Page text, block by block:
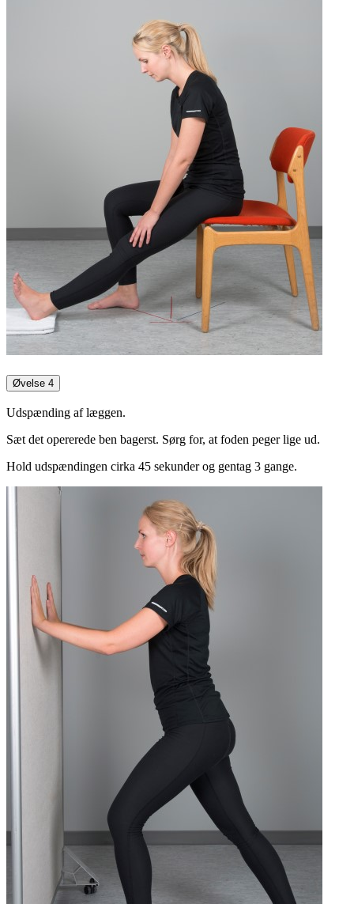
Øvelse 4
Udspænding af læggen.
Sæt det opererede ben bagerst. Sørg for, at foden peger lige ud.
Hold udspændingen cirka 45 sekunder og gentag 3 gange.